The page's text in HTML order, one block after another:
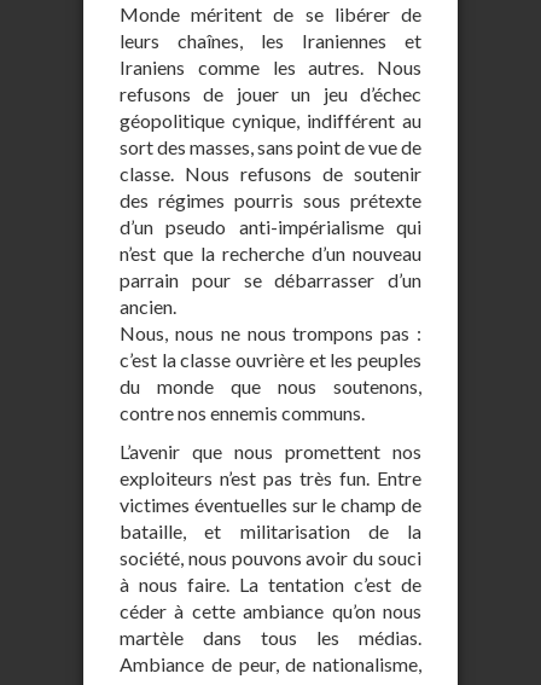
Monde méritent de se libérer de
leurs chaînes, les Iraniennes et
Iraniens comme les autres. Nous
refusons de jouer un jeu d’échec
géopolitique cynique, indifférent au
sort des masses, sans point de vue de
classe. Nous refusons de soutenir
des régimes pourris sous prétexte
d’un pseudo anti-impérialisme qui
n’est que la recherche d’un nouveau
parrain pour se débarrasser d’un
ancien.
Nous, nous ne nous trompons pas :
c’est la classe ouvrière et les peuples
du monde que nous soutenons,
contre nos ennemis communs.
L’avenir que nous promettent nos
exploiteurs n’est pas très fun. Entre
victimes éventuelles sur le champ de
bataille, et militarisation de la
société, nous pouvons avoir du souci
à nous faire. La tentation c’est de
céder à cette ambiance qu’on nous
martèle dans tous les médias.
Ambiance de peur, de nationalisme,